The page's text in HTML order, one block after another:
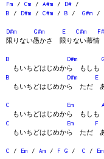
Fm / Cm / A#m / D# /
B / D#m / C#m / B / G#m /
D#m G#m E C#m
限りない愚かさ 限りない慕情
B D#m
もいちどはじめから もしも
B
D#m E
もいちどはじめから ただ あ
C Em
もいちどはじめから もしも
C
Em F
もいちどはじめから ただ あ
C / Em / Am / F G / C / Em